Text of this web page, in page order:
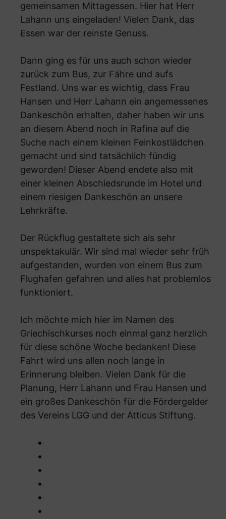
gemeinsamen Mittagessen. Hier hat Herr
Lahann uns eingeladen! Vielen Dank, das
Essen war der reinste Genuss.
Dann ging es für uns auch schon wieder
zurück zum Bus, zur Fähre und aufs
Festland. Uns war es wichtig, dass Frau
Hansen und Herr Lahann ein angemessenes
Dankeschön erhalten, daher haben wir uns
an diesem Abend noch in Rafina auf die
Suche nach einem kleinen Feinkostlädchen
gemacht und sind tatsächlich fündig
geworden! Dieser Abend endete also mit
einer kleinen Abschiedsrunde im Hotel und
einem riesigen Dankeschön an unsere
Lehrkräfte.
Der Rückflug gestaltete sich als sehr
unspektakulär. Wir sind mal wieder sehr früh
aufgestanden, wurden von einem Bus zum
Flughafen gefahren und alles hat problemlos
funktioniert.
Ich möchte mich hier im Namen des
Griechischkurses noch einmal ganz herzlich
für diese schöne Woche bedanken! Diese
Fahrt wird uns allen noch lange in
Erinnerung bleiben. Vielen Dank für die
Planung, Herr Lahann und Frau Hansen und
ein großes Dankeschön für die Fördergelder
des Vereins LGG und der Atticus Stiftung.